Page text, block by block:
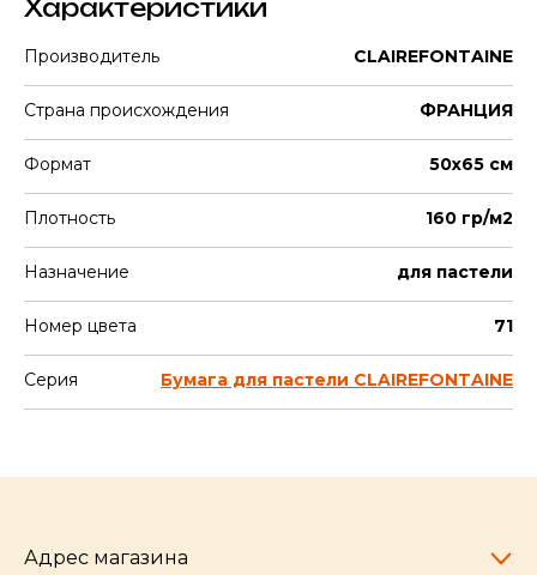
Характеристики
Производитель CLAIREFONTAINE
Страна происхождения ФРАНЦИЯ
Формат 50х65 см
Плотность 160 гр/м2
Назначение для пастели
Номер цвета 71
Серия Бумага для пастели CLAIREFONTAINE
Адрес магазина